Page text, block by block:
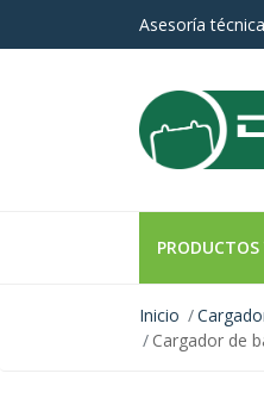
Asesoría
PRODUCTOS
Inicio
Cargador de